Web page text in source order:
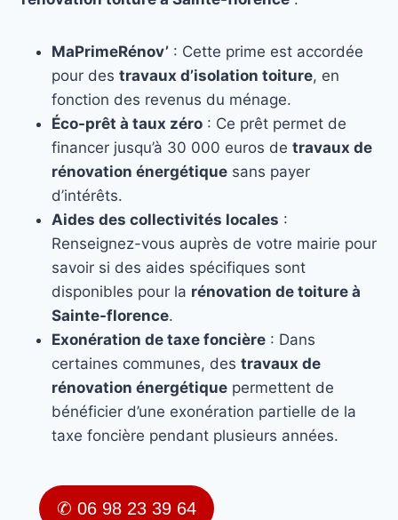
MaPrimeRénov’ : Cette prime est accordée
pour des travaux d’isolation toiture, en
fonction des revenus du ménage.
Éco-prêt à taux zéro : Ce prêt permet de
financer jusqu’à 30 000 euros de travaux de
rénovation énergétique sans payer
d’intérêts.
Aides des collectivités locales :
Renseignez-vous auprès de votre mairie pour
savoir si des aides spécifiques sont
disponibles pour la rénovation de toiture à
Sainte-florence.
Exonération de taxe foncière : Dans
certaines communes, des travaux de
rénovation énergétique permettent de
bénéficier d’une exonération partielle de la
taxe foncière pendant plusieurs années.
✆ 06 98 23 39 64